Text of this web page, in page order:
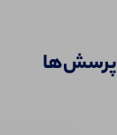
پرسش‌ها